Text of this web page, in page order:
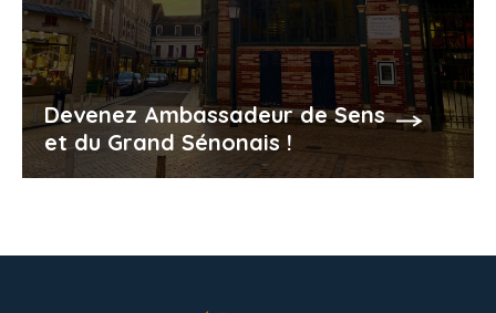
Devenez Ambassadeur de Sens
et du Grand Sénonais !